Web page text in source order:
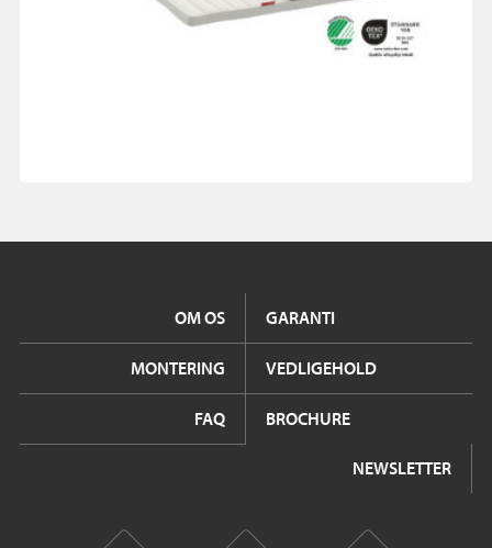
OM OS GARANTI
MONTERING VEDLIGEHOLD
FAQ BROCHURE
NEWSLETTER